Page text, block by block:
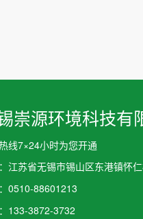
崇源环境科技有
线7×24小时为您开通
江苏省无锡市锡山区东港镇怀
0510-88601213
133-3872-3732